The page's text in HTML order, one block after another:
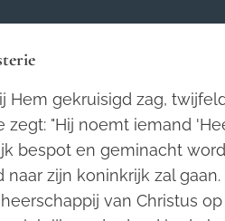
Hem gekruisigd zag,
zegt: "Hij noemt iemand
bespot en geminacht
naar zijn koninkrijk zal
van Christus